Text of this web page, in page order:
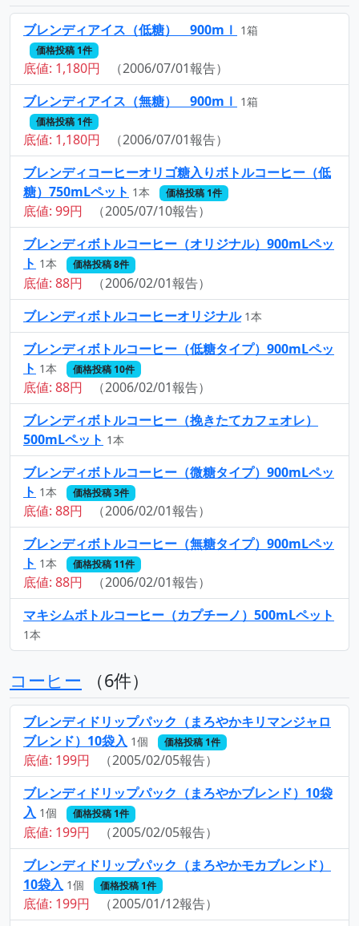
ブレンディアイス（低糖） 900mｌ 1箱
価格投稿 1件
底値: 1,180円
（2006/07/01報告）
ブレンディアイス（無糖） 900mｌ 1箱
価格投稿 1件
底値: 1,180円
（2006/07/01報告）
ブレンディコーヒーオリゴ糖入りボトルコーヒー（低
糖）750mLペット 1本 価格投稿 1件
底値: 99円
（2005/07/10報告）
ブレンディボトルコーヒー（オリジナル）900mLペッ
ト 1本 価格投稿 8件
底値: 88円
（2006/02/01報告）
ブレンディボトルコーヒーオリジナル 1本
ブレンディボトルコーヒー（低糖タイプ）900mLペッ
ト 1本 価格投稿 10件
底値: 88円
（2006/02/01報告）
ブレンディボトルコーヒー（挽きたてカフェオレ）
500mLペット 1本
ブレンディボトルコーヒー（微糖タイプ）900mLペッ
ト 1本 価格投稿 3件
底値: 88円
（2006/02/01報告）
ブレンディボトルコーヒー（無糖タイプ）900mLペッ
ト 1本 価格投稿 11件
底値: 88円
（2006/02/01報告）
マキシムボトルコーヒー（カプチーノ）500mLペット
1本
コーヒー （6件）
ブレンディドリップパック（まろやかキリマンジャロ
ブレンド）10袋入 1個 価格投稿 1件
底値: 199円
（2005/02/05報告）
ブレンディドリップパック（まろやかブレンド）10袋
入 1個 価格投稿 1件
底値: 199円
（2005/02/05報告）
ブレンディドリップパック（まろやかモカブレンド）
10袋入 1個 価格投稿 1件
底値: 199円
（2005/01/12報告）